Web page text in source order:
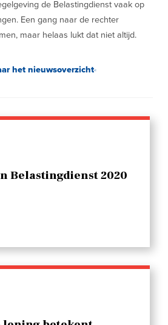
de Belastingdienst vaak op
Een gang naar de rechter
maar helaas lukt dat niet altijd.
het nieuwsoverzicht
Belastingdienst 2020